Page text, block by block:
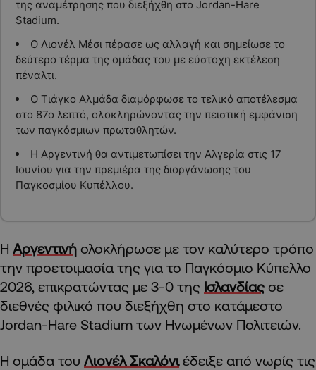
της αναμέτρησης που διεξήχθη στο Jordan-Hare
Stadium.
Ο Λιονέλ Μέσι πέρασε ως αλλαγή και σημείωσε το
δεύτερο τέρμα της ομάδας του με εύστοχη εκτέλεση
πέναλτι.
Ο Τιάγκο Αλμάδα διαμόρφωσε το τελικό αποτέλεσμα
στο 87ο λεπτό, ολοκληρώνοντας την πειστική εμφάνιση
των παγκόσμιων πρωταθλητών.
Η Αργεντινή θα αντιμετωπίσει την Αλγερία στις 17
Ιουνίου για την πρεμιέρα της διοργάνωσης του
Παγκοσμίου Κυπέλλου.
Η Αργεντινή ολοκλήρωσε με τον καλύτερο τρόπο
την προετοιμασία της για το Παγκόσμιο Κύπελλο
2026, επικρατώντας με 3-0 της Ισλανδίας σε
διεθνές φιλικό που διεξήχθη στο κατάμεστο
Jordan-Hare Stadium των Ηνωμένων Πολιτειών.
Η ομάδα του Λιονέλ Σκαλόνιέδειξε από νωρίς τις